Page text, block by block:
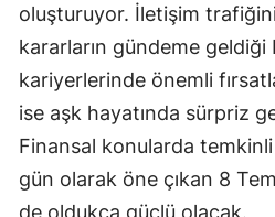
oluşturuyor. İletişim
kararların gündeme geldiği
kariyerlerinde önemli
ise aşk hayatında sürpriz
Finansal konularda
gün olarak öne çıkan 8
de oldukça güçlü olacak.